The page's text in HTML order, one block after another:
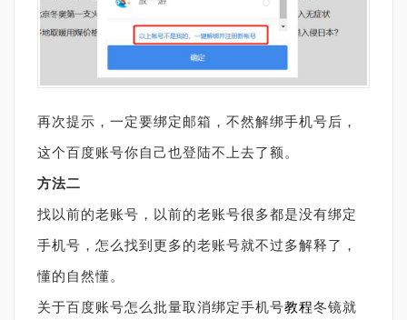
再次提示，一定要绑定邮箱，不然解绑手机号后，
这个百度账号你自己也登陆不上去了额。
方法二
找以前的老账号，以前的老账号很多都是没有绑定
手机号，怎么找到更多的老账号就不过多解释了，
懂的自然懂。
关于百度账号怎么批量取消绑定手机号教程冬镜就